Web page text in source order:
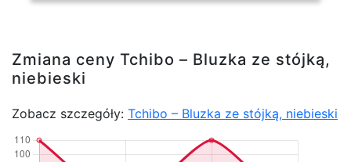
Zmiana ceny Tchibo – Bluzka ze stójką,
niebieski
Zobacz szczegóły: Tchibo – Bluzka ze stójką, niebieski